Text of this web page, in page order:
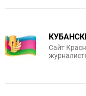
Сайт